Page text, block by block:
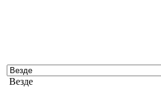
Везде